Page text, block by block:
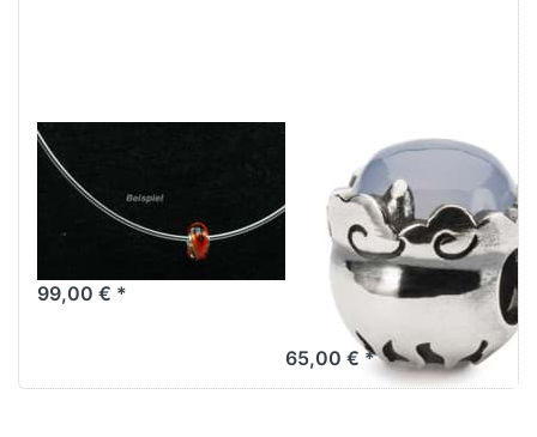
Omega-Tonda-
Halsreif 925/er
Silber
rhodeniert
99,00 € *
HIMMEL -
TROLLBEADS
DAY 2021
LIMITED
EDITION TAGBE-
00279
65,00 € *